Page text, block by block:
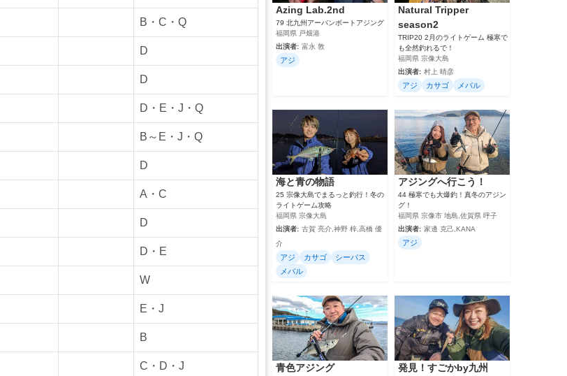
B・C・Q
D
D
D・E・J・Q
B～E・J・Q
D
A・C
D
D・E
W
E・J
B
C・D・J
Azing Lab.2nd
79 北九州アーバンボートアジング
福岡県 戸畑港
出演者: 富永 敦
アジ
Natural Tripper
season2
TRIP20 2月のライトゲーム 極寒で
も全然釣れるで！
福岡県 宗像大島
出演者: 村上 晴彦
アジ カサゴ メバル
海と青の物語
25 宗像大島でまるっと釣行！冬の
ライトゲーム攻略
福岡県 宗像大島
出演者: 古賀 亮介,神野 梓,高橋 優
介
アジ カサゴ
シーバス
メバル
アジングへ行こう！
44 極寒でも大爆釣！真冬のアジン
グ！
福岡県 宗像市 地島,佐賀県 呼子
出演者: 家邊 克己,KANA
アジ
青色アジング 発見！すごかby九州